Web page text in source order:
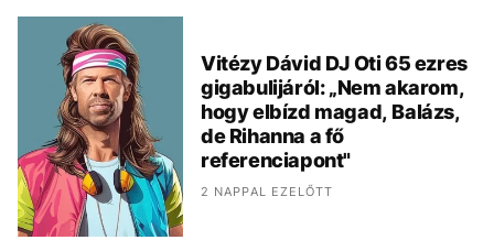
Vitézy Dávid DJ Oti 65 ezres
gigabulijáról: „Nem akarom,
hogy elbízd magad, Balázs,
de Rihanna a fő
referenciapont"
2 NAPPAL EZELŐTT